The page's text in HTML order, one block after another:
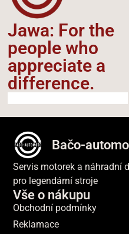
Jawa: For the
people who
appreciate a
difference.​
Bačo-
Servis motorek a náhradní
pro legendární stroje
Vše o nákupu
Obchodní podmínky
Reklamace